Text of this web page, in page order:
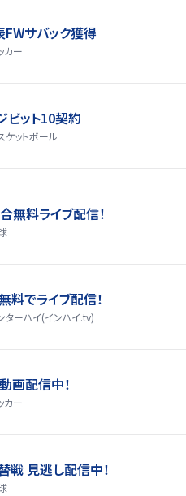
サバック獲得
カー
ビット10契約
ケットボール
無料ライブ配信！
でライブ配信！
ターハイ(インハイ.tv)
画配信中！
カー
戦 見逃し配信中！